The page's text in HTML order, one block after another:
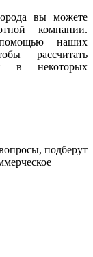
вы можете
компании.
наших
рассчитать
в некоторых
подберут